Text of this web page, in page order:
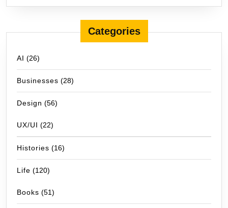
Categories
AI (26)
Businesses (28)
Design (56)
UX/UI (22)
Histories (16)
Life (120)
Books (51)